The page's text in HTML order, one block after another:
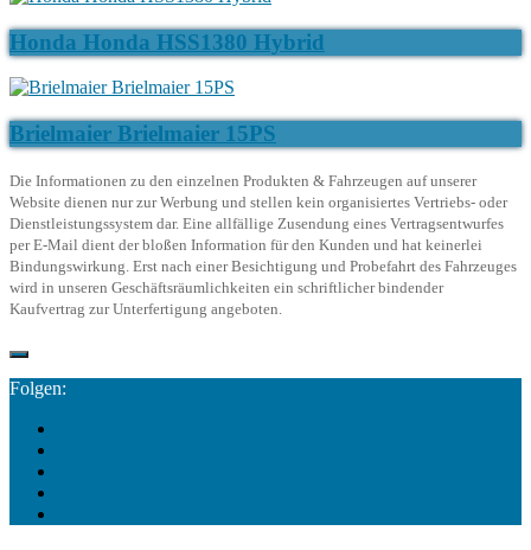
Honda Honda HSS1380 Hybrid
Brielmaier Brielmaier 15PS
Die Informationen zu den einzelnen Produkten & Fahrzeugen auf unserer
Website dienen nur zur Werbung und stellen kein organisiertes Vertriebs- oder
Dienstleistungssystem dar. Eine allfällige Zusendung eines Vertragsentwurfes
per E-Mail dient der bloßen Information für den Kunden und hat keinerlei
Bindungswirkung. Erst nach einer Besichtigung und Probefahrt des Fahrzeuges
wird in unseren Geschäftsräumlichkeiten ein schriftlicher bindender
Kaufvertrag zur Unterfertigung angeboten.
Folgen: